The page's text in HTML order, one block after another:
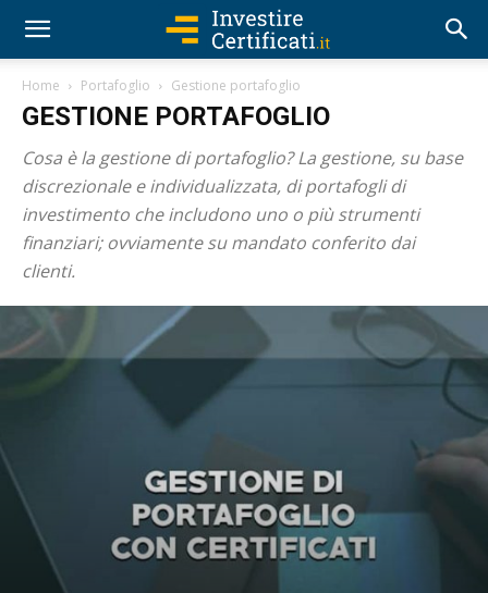
Home Portafoglio Gestione portafoglio
GESTIONE PORTAFOGLIO
Cosa è la gestione di portafoglio? La gestione, su base
discrezionale e individualizzata, di portafogli di
investimento che includono uno o più strumenti
finanziari; ovviamente su mandato conferito dai
clienti.